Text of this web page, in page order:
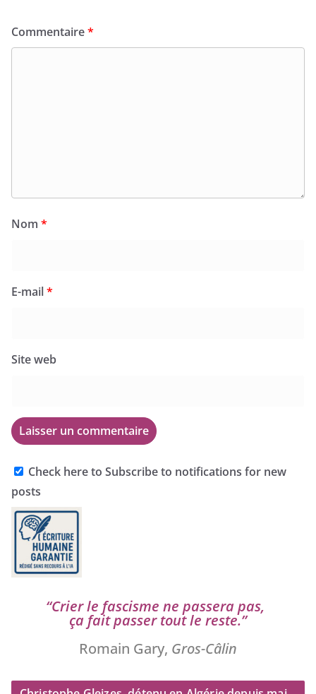
Commentaire*
Nom *
E-mail*
Site web
Check here to Subscribe to notifications for new
posts
“Crier le fas­cisme ne pas­se­ra pas,
ça fait pas­ser tout le reste.”
Romain Gary, Gros-Câlin